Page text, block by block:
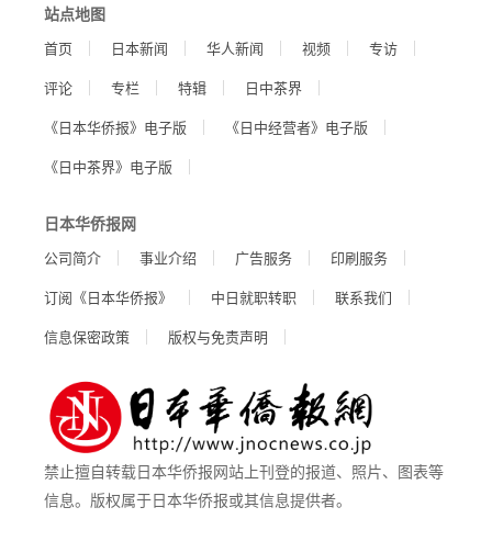
站点地图
首页 日本新闻 华人新闻 视频
专访
评论
专栏 特辑
日中茶界
《日本华侨报》电子版
《日中经营者》电子版
《日中茶界》电子版
日本华侨报网
公司简介 事业介绍 广告服务
印刷服务
订阅《日本华侨报》
中日就职转职
联系我们
信息保密政策
版权与免责声明
禁止擅自转载日本华侨报网站上刊登的报道、照片、图表等
信息。版权属于日本华侨报或其信息提供者。